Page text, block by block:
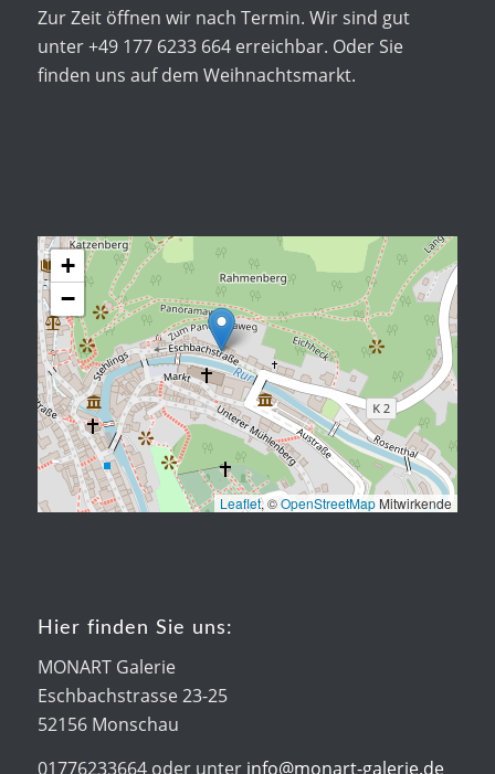
Zur Zeit öffnen wir nach Termin. Wir sind gut
unter +49 177 6233 664 erreichbar. Oder Sie
finden uns auf dem Weihnachtsmarkt.
+
−
Leaflet, ©OpenStreetMap Mitwirkende
Hier finden Sie uns:
MONART Galerie
Eschbachstrasse 23-25
52156 Monschau
01776233664 oder unter info@monart-galerie.de